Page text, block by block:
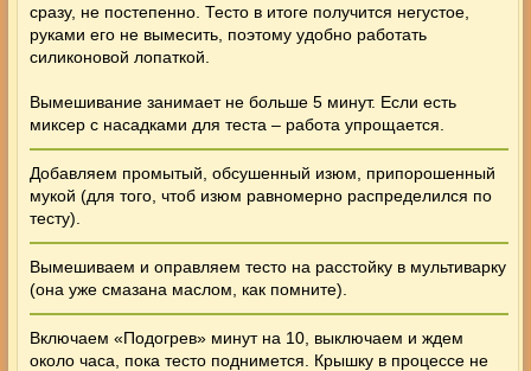
сразу, не постепенно. Тесто в итоге получится негустое,
руками его не вымесить, поэтому удобно работать
силиконовой лопаткой.
Вымешивание занимает не больше 5 минут. Если есть
миксер с насадками для теста – работа упрощается.
Добавляем промытый, обсушенный изюм, припорошенный
мукой (для того, чтоб изюм равномерно распределился по
тесту).
Вымешиваем и оправляем тесто на расстойку в мультиварку
(она уже смазана маслом, как помните).
Включаем «Подогрев» минут на 10, выключаем и ждем
около часа, пока тесто поднимется. Крышку в процессе не